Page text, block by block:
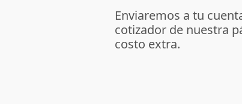
Enviaremos a tu
cotizador de nuestra
costo extra.